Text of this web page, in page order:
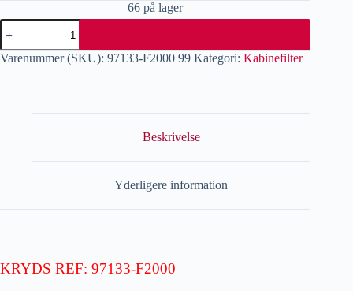
66 på lager
Varenummer (SKU): 97133-F2000 99 Kategori: Kabinefilter
Beskrivelse
Yderligere information
KRYDS REF: 97133-F2000